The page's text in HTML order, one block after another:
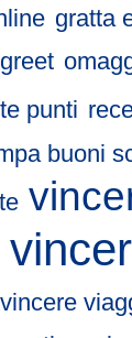
gratta
punti
buoni
vincere